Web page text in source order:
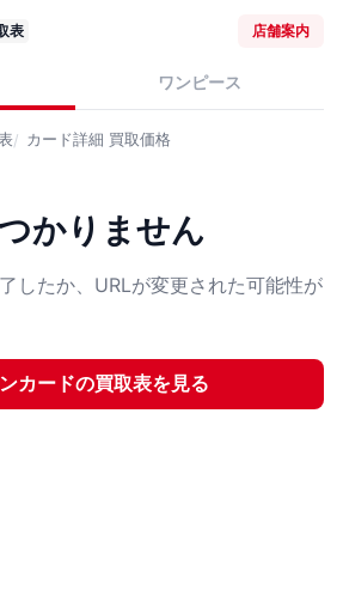
表 店舗案内
ワンピース
カード詳細 買取価格
かりません
したか、URLが変更された可能性が
カードの買取表を見る